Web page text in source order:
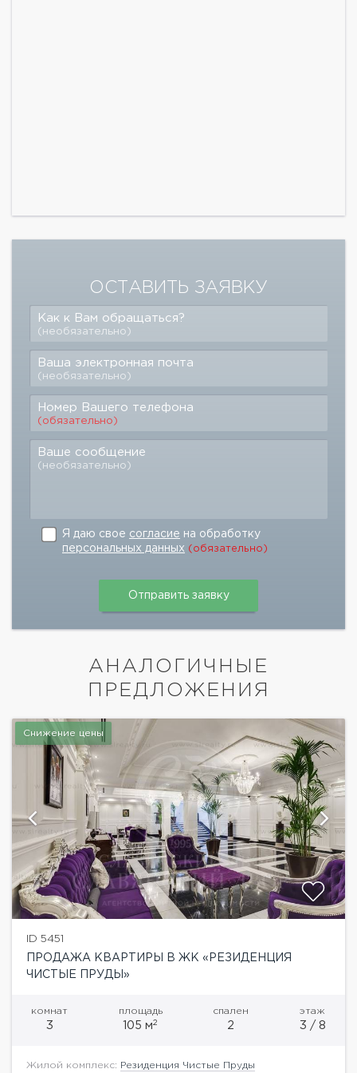
ОСТАВИТЬ ЗАЯВКУ
Как к Вам обращаться?
(необязательно)
Ваша электронная почта
(необязательно)
Номер Вашего телефона
(обязательно)
Ваше сообщение
(необязательно)
Я даю свое согласие на обработку
персональных данных (обязательно)
АНАЛОГИЧНЫЕ
ПРЕДЛОЖЕНИЯ
Снижение цены
ID 5451
ПРОДАЖА КВАРТИРЫ В ЖК «РЕЗИДЕНЦИЯ
ЧИСТЫЕ ПРУДЫ»
комнат
3
площадь
105 м2
спален
2
этаж
3 / 8
Жилой комплекс: Резиденция Чистые Пруды